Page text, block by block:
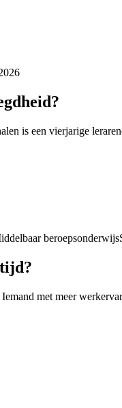
is een vierjarige
beroepsonderwijs
met meer